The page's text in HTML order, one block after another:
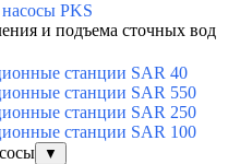
PKS
и подъема сточных вод
станции SAR 40
станции SAR 550
станции SAR 250
станции SAR 100
▼